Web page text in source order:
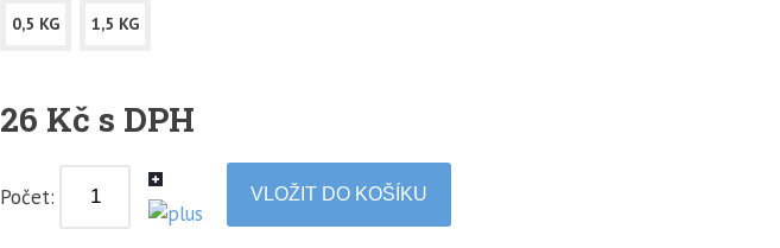
0,5 KG 1,5 KG
26 Kč s DPH
Počet: